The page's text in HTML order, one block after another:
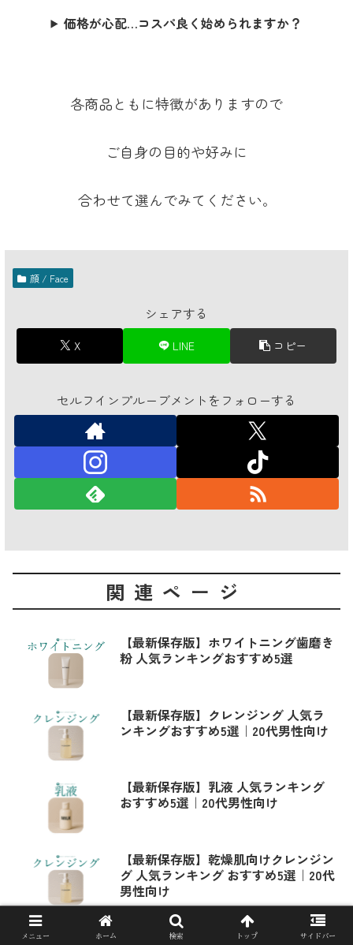
価格が心配…コスパ良く始められますか？
各商品ともに特徴がありますので
ご自身の目的や好みに
合わせて選んでみてください。
顔 / Face
シェアする
X LINE コピー
セルフインプルーブメントをフォローする
関連ページ
【最新保存版】ホワイトニング歯磨き
粉 人気ランキングおすすめ5選
【最新保存版】クレンジング 人気ラ
ンキングおすすめ5選｜20代男性向け
【最新保存版】乳液 人気ランキング
おすすめ5選｜20代男性向け
【最新保存版】乾燥肌向けクレンジン
グ 人気ランキング おすすめ5選｜20代
男性向け
【最新保存版】洗顔料 人気ランキン
メニュー ホーム 検索 トップ サイドバー